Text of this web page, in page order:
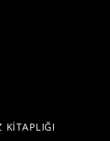
KİTAPLIĞI